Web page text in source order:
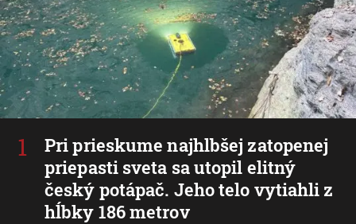
Pri prieskume najhlbšej zatopenej
priepasti sveta sa utopil elitný
český potápač. Jeho telo vytiahli z
hĺbky 186 metrov